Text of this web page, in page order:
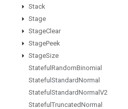
Stack
Stage
StageClear
StagePeek
StageSize
Stateful RandomBinomial
Stateful StandardNormal
Stateful StandardNormal V2
Stateful TruncatedNormal